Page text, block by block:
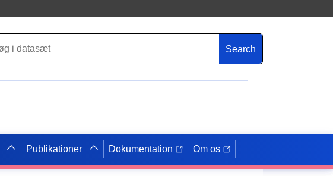
Search
Publikationer Dokumentation Om os